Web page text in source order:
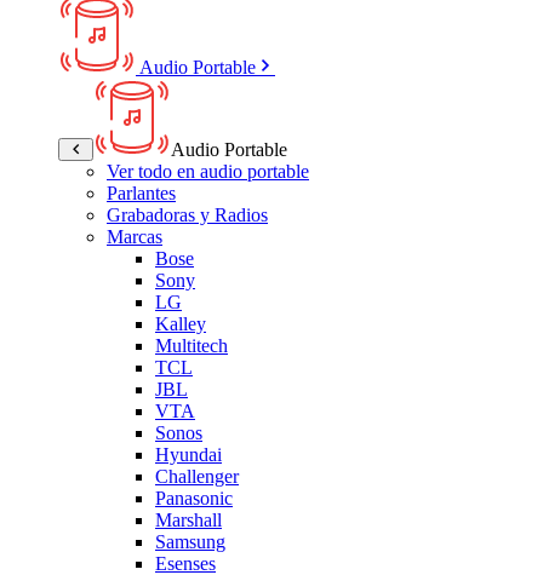
Audio Portable
Audio Portable
Ver todo en audio portable
Parlantes
Grabadoras y Radios
Marcas
Bose
Sony
LG
Kalley
Multitech
TCL
JBL
VTA
Sonos
Hyundai
Challenger
Panasonic
Marshall
Samsung
Esenses